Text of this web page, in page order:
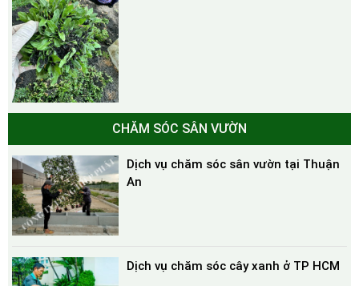
CHĂM SÓC SÂN VƯỜN
Dịch vụ chăm sóc sân vườn tại Thuận
An
Dịch vụ chăm sóc cây xanh ở TP HCM